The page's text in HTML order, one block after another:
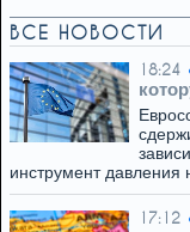
ВСЕ НОВОСТИ
18:24
инструмент давления
17:12